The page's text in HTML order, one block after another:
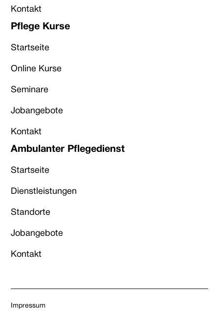
Kontakt
Pflege Kurse
Startseite
Online Kurse
Seminare
Jobangebote
Kontakt
Ambulanter Pflegedienst
Startseite
Dienstleistungen
Standorte
Jobangebote
Kontakt
Impressum